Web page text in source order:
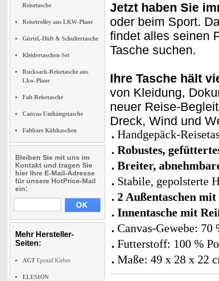
Reisetasche
Reisetrolley aus LKW-Plane
Gürtel,-Hüft & Schultertasche
Kleidertaschen-Set
Rucksack-Reisetasche aus
Lkw-Plane
Falt-Reisetasche
Canvas Umhängetasche
Faltbare Kühltaschen
Bleiben Sie mit uns im
Kontakt und tragen Sie
hier Ihre E-Mail-Adresse
für unsere HotPrice-Mail
ein:
Mehr Hersteller-
Seiten:
AGT Epoxid Kleber
ELESION
Jetzt haben Sie
oder beim Sport.
findet alles seinen
Tasche suchen.
Ihre Tasche hält
von Kleidung,
neuer Reise-
Dreck, Wind und
Handgepäck-
Robustes,
Breiter,
Stabile, gepolsterte
2 Außentaschen
Innentasche mit
Canvas-Gewebe:
Futterstoff: 100 %
Maße: 49 x 28 x 22